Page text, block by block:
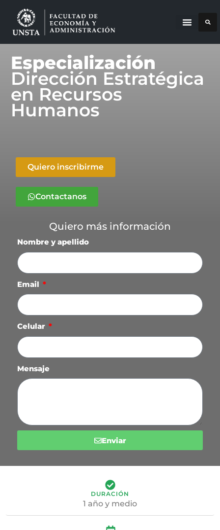
Especialización
Dirección Estratégica
en Recursos
Humanos
Quiero inscribirme
Contactanos
Quiero más información
Nombre y apellido
Email
Celular
Mensaje
Enviar
DURACIÓN
1 año y medio